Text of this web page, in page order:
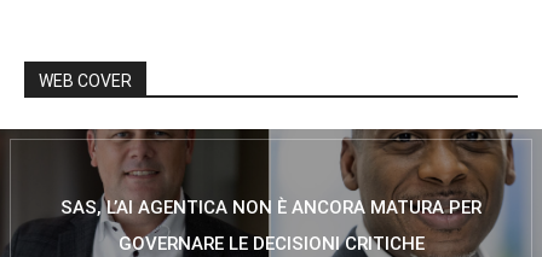
WEB COVER
SAS, L’AI AGENTICA NON È ANCORA MATURA PER
GOVERNARE LE DECISIONI CRITICHE